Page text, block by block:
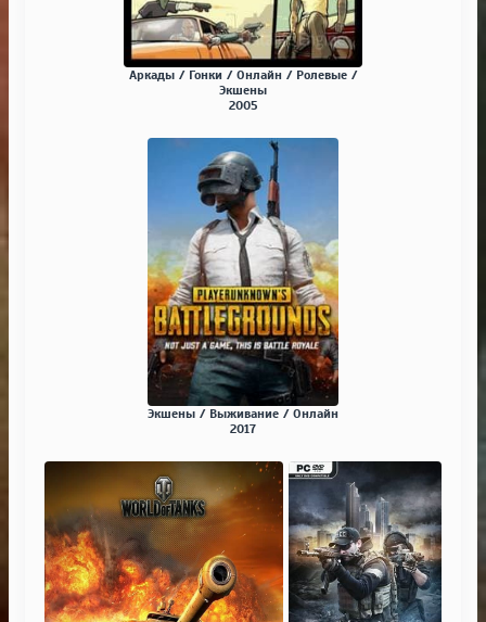
Аркады / Гонки / Онлайн / Ролевые /
Экшены
2005
Экшены / Выживание / Онлайн
2017